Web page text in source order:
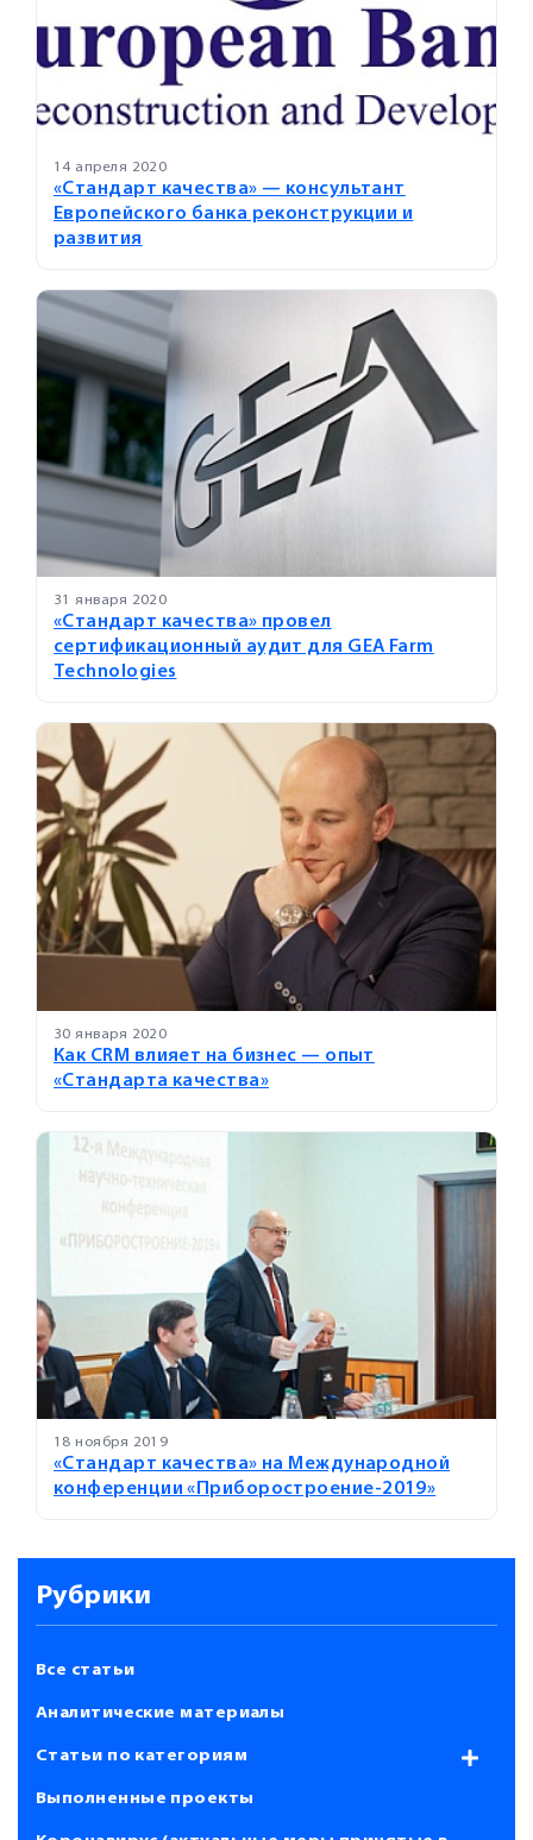
14 апреля 2020
«Стандарт качества» — консультант
Европейского банка реконструкции и
развития
31 января 2020
«Стандарт качества» провел
сертификационный аудит для GEA Farm
Technologies
30 января 2020
Как CRM влияет на бизнес — опыт
«Стандарта качества»
18 ноября 2019
«Стандарт качества» на Международной
конференции «Приборостроение-2019»
Рубрики
Все статьи
Аналитические материалы
Статьи по категориям
Выполненные проекты